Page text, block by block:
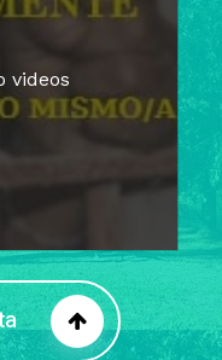
videos
libertad
interior
libertad